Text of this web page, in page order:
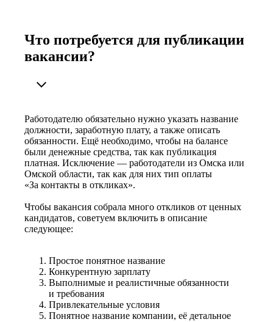
Что потребуется для публикации
вакансии?
Работодателю обязательно нужно указать название
должности, заработную плату, а также описать
обязанности. Ещё необходимо, чтобы на балансе
были денежные средства, так как публикация
платная. Исключение — работодатели из Омска или
Омской области, так как для них тип оплаты
«За контакты в откликах».
Чтобы вакансия собрала много откликов от ценных
кандидатов, советуем включить в описание
следующее:
Простое понятное название
Конкурентную зарплату
Выполнимые и реалистичные обязанности
и требования
Привлекательные условия
Понятное название компании, её детальное